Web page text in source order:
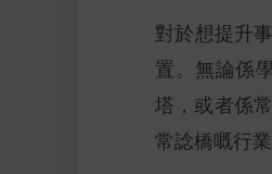
對於想提升
置。無論係
塔，或者係
常諗橋嘅行